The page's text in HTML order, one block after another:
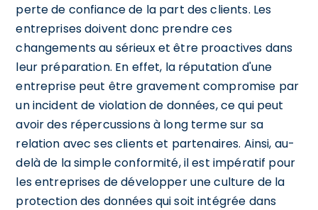
perte de confiance de la part des clients. Les
entreprises doivent donc prendre ces
changements au sérieux et être proactives dans
leur préparation. En effet, la réputation d'une
entreprise peut être gravement compromise par
un incident de violation de données, ce qui peut
avoir des répercussions à long terme sur sa
relation avec ses clients et partenaires. Ainsi, au-
delà de la simple conformité, il est impératif pour
les entreprises de développer une culture de la
protection des données qui soit intégrée dans